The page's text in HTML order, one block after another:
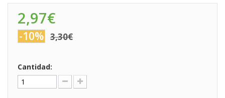
2,97€
-10% 3,30€
Cantidad: